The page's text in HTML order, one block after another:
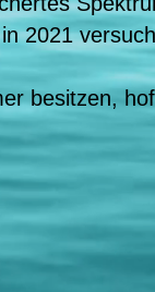
2021
besitzen,